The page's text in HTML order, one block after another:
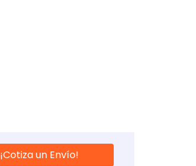
¡Cotiza un Envío!